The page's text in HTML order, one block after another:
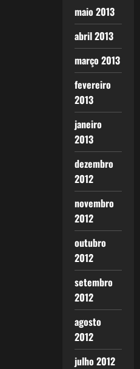
maio 2013
abril 2013
março 2013
fevereiro
2013
janeiro
2013
dezembro
2012
novembro
2012
outubro
2012
setembro
2012
agosto
2012
julho 2012